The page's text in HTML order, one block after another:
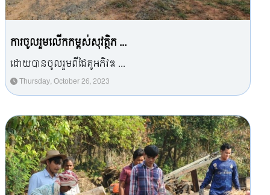
ការចូលរួមលើកកម្ពស់សុវត្ថិភ ...
ដោយបានចូលរួមពីដៃគូអភិវឌ ...
Thursday, October 26, 2023